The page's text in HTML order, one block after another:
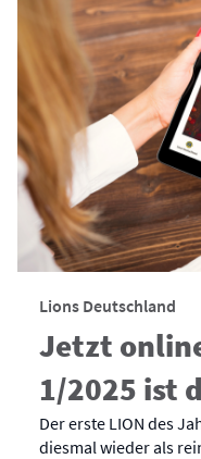
Lions Deutschland
Jetzt
1/2025 ist
Der erste LION des
diesmal wieder als